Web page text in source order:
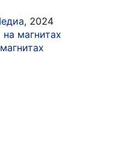
, 2024
магнитах